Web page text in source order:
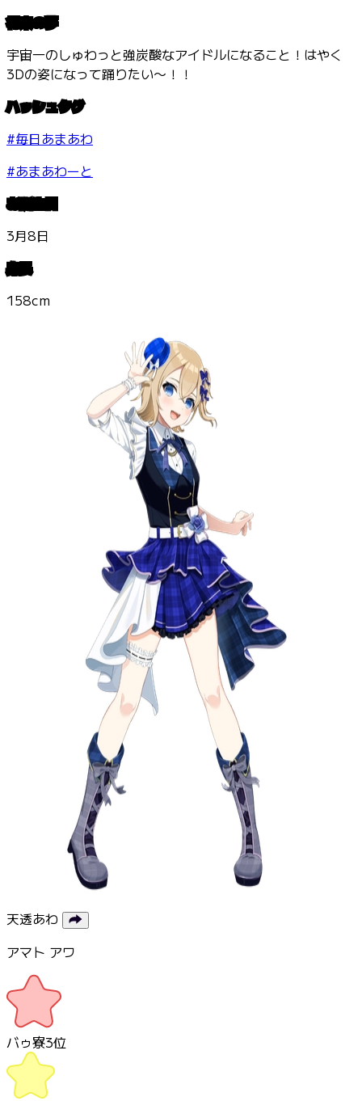
将来の夢
宇宙一のしゅわっと強炭酸なアイドルになること！はやく
3Dの姿になって踊りたい〜！！
ハッシュタグ
#毎日あまあわ
#あまあわーと
お誕生日
3月8日
身長
158cm
天透あわ
アマト アワ
バゥ寮3位